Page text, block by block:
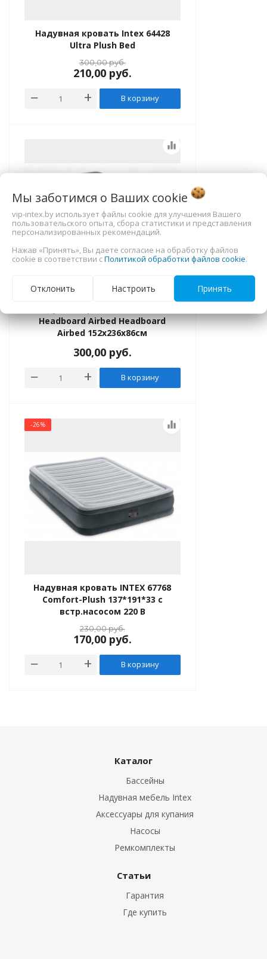
Надувная кровать Intex 64428
Ultra Plush Bed
300,00руб.
210,00 руб.
В корзину
equalizer
Headboard Airbed Headboard
Airbed 152х236х86см
300,00 руб.
В корзину
-26% equalizer
Надувная кровать INTEX 67768
Comfort-Plush 137*191*33 с
встр.насосом 220 В
230,00руб.
170,00 руб.
В корзину
Каталог
Бассейны
Надувная мебель Intex
Аксессуары для купания
Насосы
Ремкомплекты
Статьи
Гарантия
Где купить
Мы заботимся о Ваших cookie
vip-intex.by использует файлы cookie для улучшения Вашего
пользовательского опыта, сбора статистики и представления
персонализированных рекомендаций.
Нажав «Принять», Вы даете согласие на обработку файлов
cookie в соответствии сПолитикой обработки файлов cookie.
Отклонить Настроить Принять